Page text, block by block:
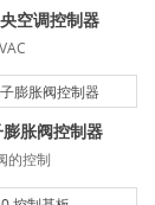
空调控制器
胀阀控制器
的控制